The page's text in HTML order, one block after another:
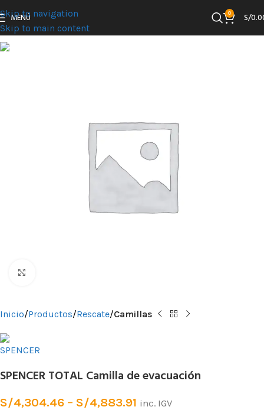
Skip to navigation
Skip to main content
MENÚ 0 S/
Inicio Productos Rescate Camillas
SPENCER TOTAL Camilla de evacuación
S/4,304.46 – S/4,883.91 inc. IGV